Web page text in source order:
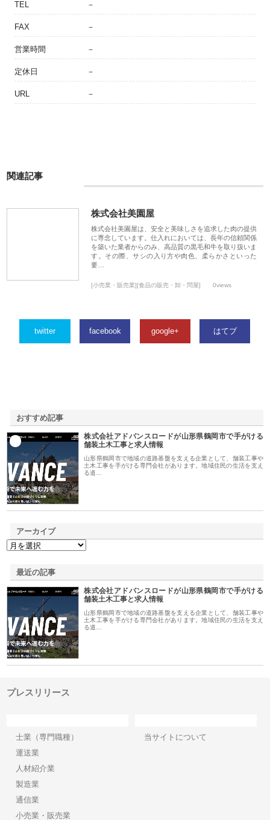
TEL －
FAX －
営業時間 －
定休日 －
URL －
関連記事
株式会社美園屋
株式会社美園屋は、安全と美味しさを追求した肉の提供
に専念しています。仕入れにおいては、長年の信頼関係
を築いた業者からのみ、高品質の黒毛和牛を取り扱いま
す。その際、サシの入り方や肉色、柔らかさといった
要…
[小売業・販売業][食品の販売・卸・問屋] 0views
twitter facebook google+ はてブ
おすすめ記事
株式会社アドバンスロードが山形県鶴岡市で手がける
舗装土木工事と求人情報
山形県鶴岡市で地域の道路基盤を支える企業として、舗装工事や
土木工事を手がける専門会社があります。地域住民の生活を支え
る道…
アーカイブ
最近の記事
株式会社アドバンスロードが山形県鶴岡市で手がける
舗装土木工事と求人情報
山形県鶴岡市で地域の道路基盤を支える企業として、舗装工事や
土木工事を手がける専門会社があります。地域住民の生活を支え
る道…
プレスリリース
士業（専門職種）
運送業
人材紹介業
製造業
通信業
小売業・販売業
当サイトについて